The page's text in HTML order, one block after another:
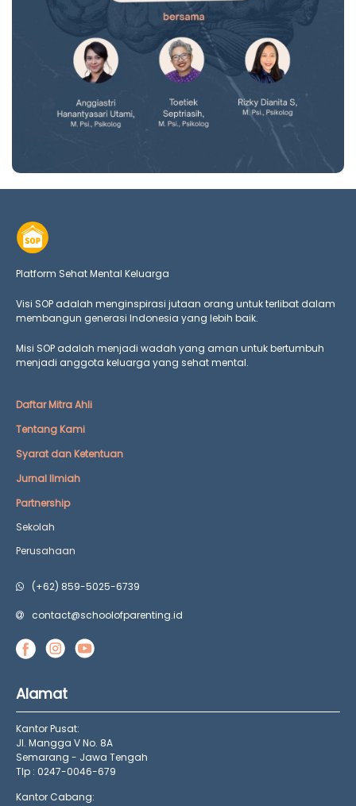
Platform Sehat Mental Keluarga
Visi SOP adalah menginspirasi jutaan orang untuk terlibat dalam
membangun generasi Indonesia yang lebih baik.
Misi SOP adalah menjadi wadah yang aman untuk bertumbuh
menjadi anggota keluarga yang sehat mental.
Daftar Mitra Ahli
Tentang Kami
Syarat dan Ketentuan
Jurnal Ilmiah
Partnership
Sekolah
Perusahaan
(+62) 859-5025-6739
contact@schoolofparenting.id
Alamat
Kantor Pusat:
Jl. Mangga V No. 8A
Semarang - Jawa Tengah
Tlp : 0247-0046-679
Kantor Cabang: